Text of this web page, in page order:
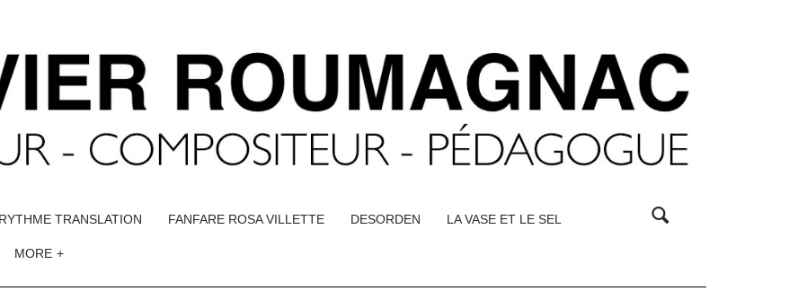
RYTHME TRANSLATION FANFARE ROSA VILLETTE DESORDEN LA VASE ET LE SEL
MORE +